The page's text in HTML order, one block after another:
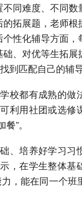
同难度、不同数
拓展题，老师根
性化辅导方面，
、对优等生拓展
到匹配自己的辅导
校都有成熟的做
利用社团或选修
”。
、培养好学习习
，在学生整体基
，能在同一个